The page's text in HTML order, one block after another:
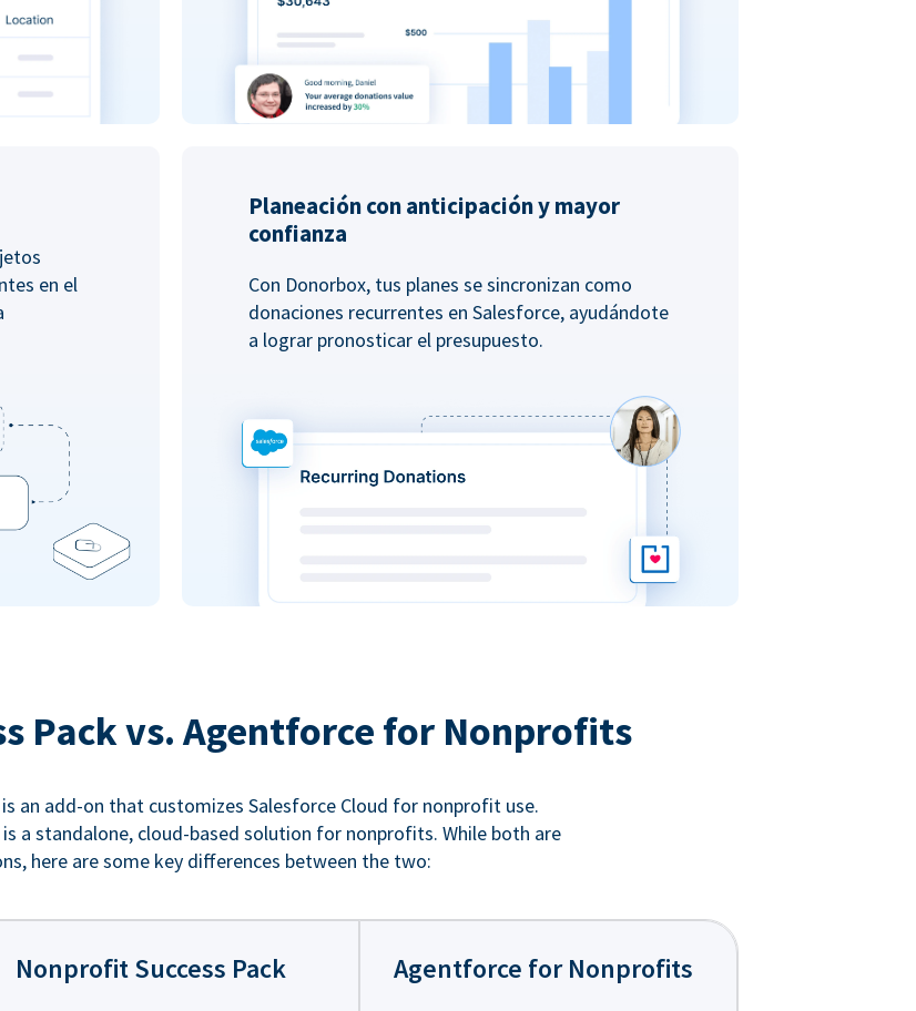
en el
Planeación con anticipación y mayor
confianza
Con Donorbox, tus planes se sincronizan como
donaciones recurrentes en Salesforce, ayudándote
a lograr pronosticar el presupuesto.
Pack vs. Agentforce for Nonprofits
an add-on that customizes Salesforce Cloud for nonprofit use.
a standalone, cloud-based solution for nonprofits. While both are
here are some key differences between the two:
Nonprofit Success Pack Agentforce for Nonprofits